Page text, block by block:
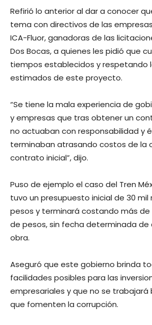
Refirió lo anterior al dar a conocer
tema con directivos de las empresas
ICA-Fluor, ganadoras de las
Dos Bocas, a quienes les pidió que
tiempos establecidos y respetando
estimados de este proyecto.
“Se tiene la mala experiencia de
y empresas que tras obtener un
no actuaban con responsabilidad y
terminaban atrasando costos de la
contrato inicial”, dijo.
Puso de ejemplo el caso del Tren
tuvo un presupuesto inicial de 30 mil
pesos y terminará costando más de
de pesos, sin fecha determinada de
obra.
Aseguró que este gobierno brinda
facilidades posibles para las
empresariales y que no se
que fomenten la corrupción.